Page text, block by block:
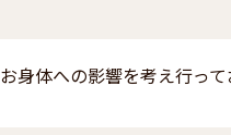
身体への影響を考え行って